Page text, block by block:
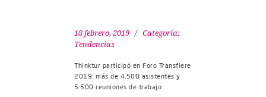
18 febrero, 2019
Categoría:
Tendencias
Thinktur participó en Foro Transfiere
2019: más de 4.500 asistentes y
5.500 reuniones de trabajo